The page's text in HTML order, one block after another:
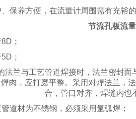
保养方便，在流量计周围需有充裕
节流孔板流
8D ；
5D ；
法兰与工艺管道焊接时，法兰密封
肉，应打磨平整。采用对焊法兰，
合，管口对齐，焊缝内也
道材为不锈钢，必须采用氩弧焊；